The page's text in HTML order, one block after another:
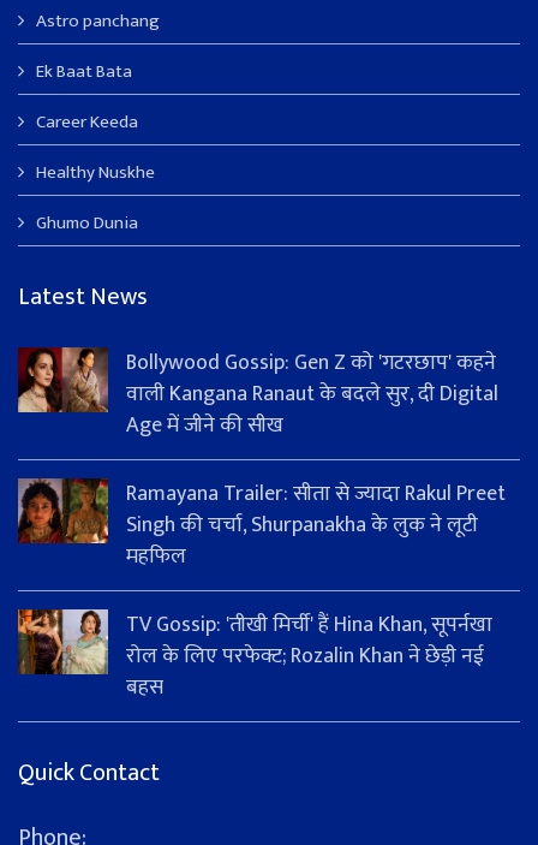
Astro panchang
Ek Baat Bata
Career Keeda
Healthy Nuskhe
Ghumo Dunia
Latest News
Bollywood Gossip: Gen Z को 'गटरछाप' कहने
वाली Kangana Ranaut के बदले सुर, दी Digital
Age में जीने की सीख
Ramayana Trailer: सीता से ज्यादा Rakul Preet
Singh की चर्चा, Shurpanakha के लुक ने लूटी
महफिल
TV Gossip: 'तीखी मिर्ची' हैं Hina Khan, सूपर्नखा
रोल के लिए परफेक्ट; Rozalin Khan ने छेड़ी नई
बहस
Quick Contact